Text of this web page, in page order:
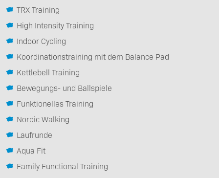
TRX Training
High Intensity Training
Indoor Cycling
Koordinationstraining mit dem Balance Pad
Kettlebell Training
Bewegungs- und Ballspiele
Funktionelles Training
Nordic Walking
Laufrunde
Aqua Fit
Family Functional Training